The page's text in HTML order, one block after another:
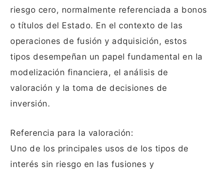
riesgo cero, normalmente referenciada a bonos
o títulos del Estado. En el contexto de las
operaciones de fusión y adquisición, estos
tipos desempeñan un papel fundamental en la
modelización financiera, el análisis de
valoración y la toma de decisiones de
inversión.
Referencia para la valoración:
Uno de los principales usos de los tipos de
interés sin riesgo en las fusiones y